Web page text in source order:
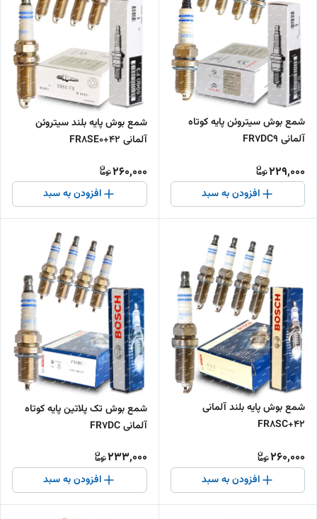
شمع بوش سیتروئن پایه کوتاه
آلمانی FR7DC9
229,000
افزودن به سبد
شمع بوش پایه بلند سیتروئن
آلمانی FR8SE0+42
260,000
افزودن به سبد
شمع بوش پایه بلند آلمانی
FR8SC+42
260,000
افزودن به سبد
شمع بوش تک پلاتین پایه کوتاه
آلمانی FR7DC
233,000
افزودن به سبد